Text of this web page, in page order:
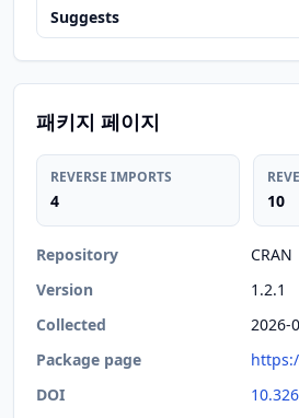
Suggests
패키지 페이지
REVERSE IMPORTS
4 10
Repository
CRAN
Version
1.2.1
Collected
2026-
Package page
DOI